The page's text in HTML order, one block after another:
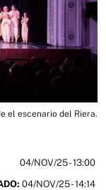
el escenario del Riera.
04/NOV/25- 13:00
04/NOV/25 - 14:14